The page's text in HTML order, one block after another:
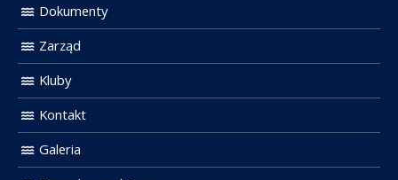
Dokumenty
Zarząd
Kluby
Kontakt
Galeria